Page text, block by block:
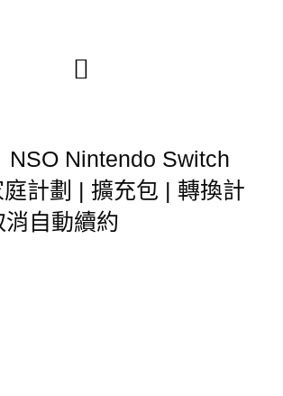
NSO Nintendo Switch
計劃 | 擴充包 | 轉換計
自動續約